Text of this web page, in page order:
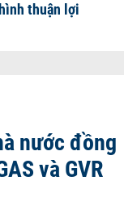
thuận lợi
nước đồng
và GVR